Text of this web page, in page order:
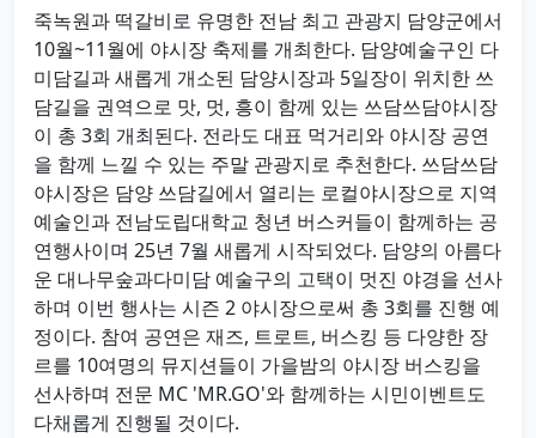
죽녹원과 떡갈비로 유명한 전남 최고 관광지 담양군에서
10월~11월에 야시장 축제를 개최한다. 담양예술구인 다
미담길과 새롭게 개소된 담양시장과 5일장이 위치한 쓰
담길을 권역으로 맛, 멋, 흥이 함께 있는 쓰담쓰담야시장
이 총 3회 개최된다. 전라도 대표 먹거리와 야시장 공연
을 함께 느낄 수 있는 주말 관광지로 추천한다. 쓰담쓰담
야시장은 담양 쓰담길에서 열리는 로컬야시장으로 지역
예술인과 전남도립대학교 청년 버스커들이 함께하는 공
연행사이며 25년 7월 새롭게 시작되었다. 담양의 아름다
운 대나무숲과다미담 예술구의 고택이 멋진 야경을 선사
하며 이번 행사는 시즌 2 야시장으로써 총 3회를 진행 예
정이다. 참여 공연은 재즈, 트로트, 버스킹 등 다양한 장
르를 10여명의 뮤지션들이 가을밤의 야시장 버스킹을
선사하며 전문 MC 'MR.GO'와 함께하는 시민이벤트도
다채롭게 진행될 것이다.